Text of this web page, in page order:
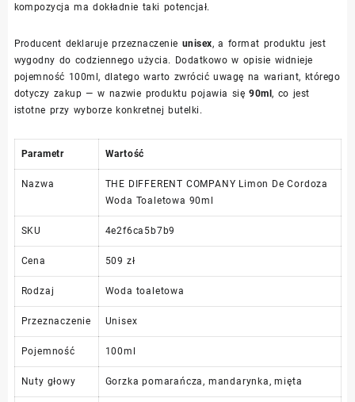
kompozycja ma dokładnie taki potencjał.
Producent deklaruje przeznaczenie unisex, a format produktu jest
wygodny do codziennego użycia. Dodatkowo w opisie widnieje
pojemność 100ml, dlatego warto zwrócić uwagę na wariant, którego
dotyczy zakup — w nazwie produktu pojawia się90ml, co jest
istotne przy wyborze konkretnej butelki.
Parametr Wartość
Nazwa
THE DIFFERENT COMPANY Limon De Cordoza
Woda Toaletowa 90ml
SKU 4e2f6ca5b7b9
Cena 509 zł
Rodzaj Woda toaletowa
Przeznaczenie Unisex
Pojemność 100ml
Nuty głowy Gorzka pomarańcza, mandarynka, mięta